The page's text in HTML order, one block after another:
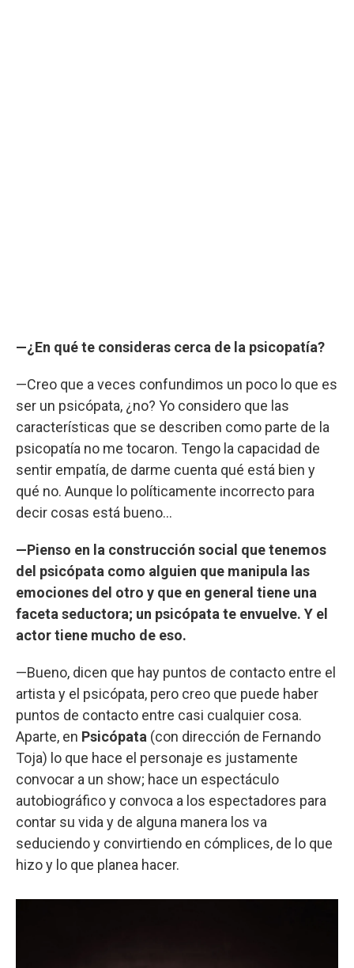
—¿En qué te consideras cerca de la psicopatía?
—Creo que a veces confundimos un poco lo que es
ser un psicópata, ¿no? Yo considero que las
características que se describen como parte de la
psicopatía no me tocaron. Tengo la capacidad de
sentir empatía, de darme cuenta qué está bien y
qué no. Aunque lo políticamente incorrecto para
decir cosas está bueno…
—Pienso en la construcción social que tenemos
del psicópata como alguien que manipula las
emociones del otro y que en general tiene una
faceta seductora; un psicópata te envuelve. Y el
actor tiene mucho de eso.
—Bueno, dicen que hay puntos de contacto entre el
artista y el psicópata, pero creo que puede haber
puntos de contacto entre casi cualquier cosa.
Aparte, en Psicópata (con dirección de Fernando
Toja) lo que hace el personaje es justamente
convocar a un show; hace un espectáculo
autobiográfico y convoca a los espectadores para
contar su vida y de alguna manera los va
seduciendo y convirtiendo en cómplices, de lo que
hizo y lo que planea hacer.